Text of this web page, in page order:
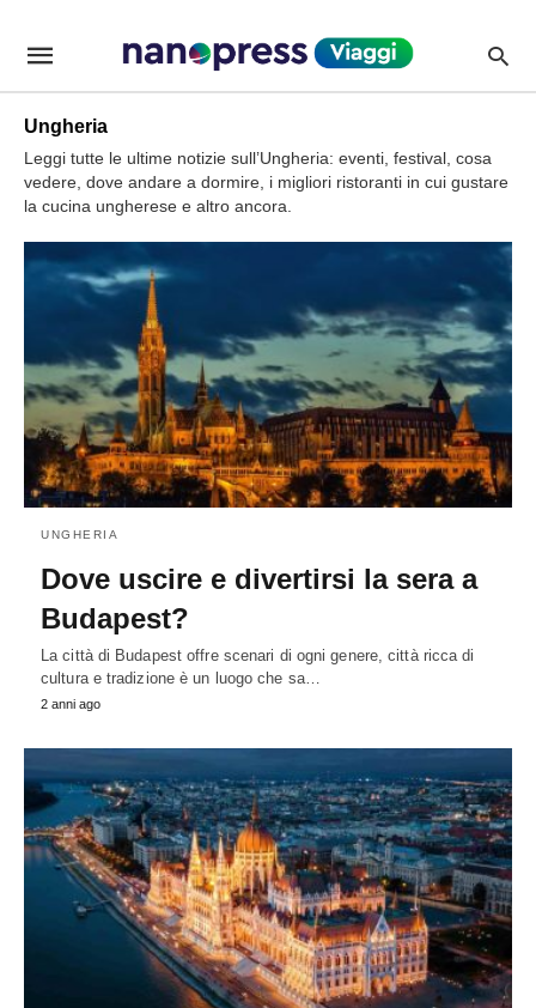
viagginanopressit
/news/dove-
e-
divertirsi-
sera-
budapest/P213480/amp/
Ungheria
Leggi tutte le ultime notizie sull’Ungheria: eventi, festival, cosa
vedere, dove andare a dormire, i migliori ristoranti in cui gustare
la cucina ungherese e altro ancora.
UNGHERIA
Dove uscire e divertirsi la sera a
Budapest?
La città di Budapest offre scenari di ogni genere, città ricca di
cultura e tradizione è un luogo che sa…
2 anni ago